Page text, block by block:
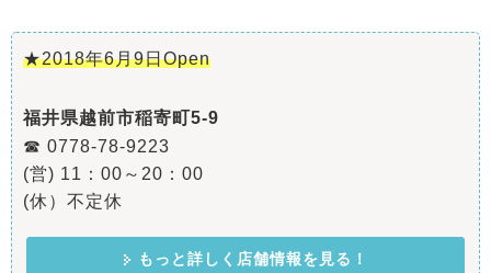
★2018年6月9日Open
福井県越前市稲寄町5-9
☎ 0778-78-9223
(営) 11：00～20：00
(休）不定休
もっと詳しく店舗情報を見る！